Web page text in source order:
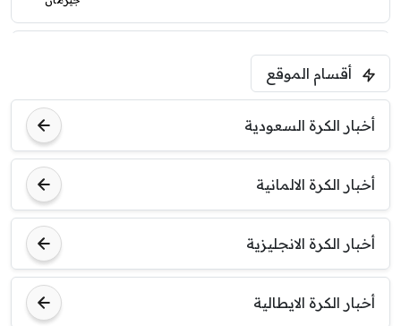
فرينتسفاروشي
ودية( ابو ظبي الرياضية -TV )
ريال مدريد
برشلونة
7:00 م
نوتنغهام فورست
مباراة ودية
برشلونة
أقسام الموقع
أخبار الكرة السعودية
أخبار الكرة الالمانية
أخبار الكرة الانجليزية
أخبار الكرة الايطالية